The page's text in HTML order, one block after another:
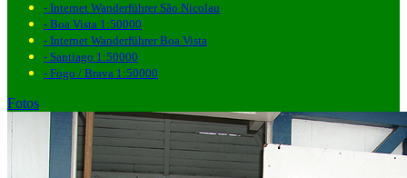
- Internet Wanderführer São Nicolau
- Boa Vista 1:50000
- Internet Wanderführer Boa Vista
- Santiago 1:50000
- Fogo / Brava 1:50000
Fotos